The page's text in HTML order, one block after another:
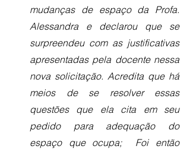
mudanças de espaço da Profa.
Alessandra e declarou que se
surpreendeu com as justificativas
apresentadas pela docente nessa
nova solicitação. Acredita que há
meios de se resolver essas
questões que ela cita em seu
pedido para adequação do
espaço que ocupa;  Foi então